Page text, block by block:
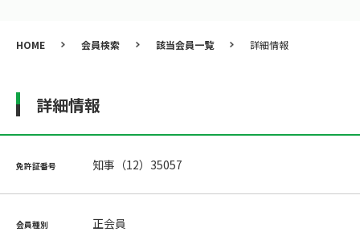
HOME 会員検索 該当会員一覧 詳細情報
詳細情報
免許証番号 知事（12）35057
会員種別 正会員